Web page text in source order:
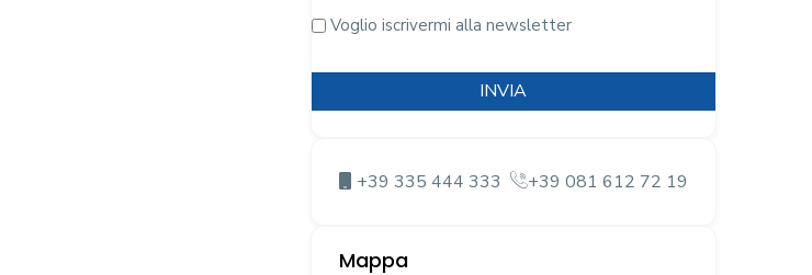
SENZA
TITOLO
Voglio iscrivermi alla newsletter
+39 335 444 333 +39 081 612 72 19
Mappa